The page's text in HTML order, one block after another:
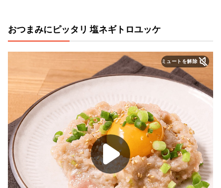
おつまみにピッタリ 塩ネギトロユッケ
ミュートを解除